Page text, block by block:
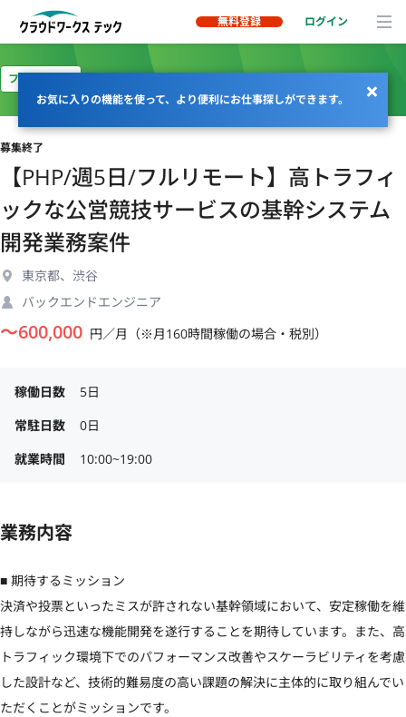
無料登録 ログイン
お気に入りの機能を使って、より便利にお仕事探しができます。
フルリモート
募集終了
【PHP/週5日/フルリモート】高トラフィ
ックな公営競技サービスの基幹システム
開発業務案件
東京都、渋谷
バックエンドエンジニア
〜600,000 円／月（※月160時間稼働の場合・税別）
稼働日数
5日
常駐日数
0日
就業時間
10:00~19:00
業務内容
■ 期待するミッション
決済や投票といったミスが許されない基幹領域において、安定稼働を維
持しながら迅速な機能開発を遂行することを期待しています。また、高
トラフィック環境下でのパフォーマンス改善やスケーラビリティを考慮
した設計など、技術的難易度の高い課題の解決に主体的に取り組んでい
ただくことがミッションです。